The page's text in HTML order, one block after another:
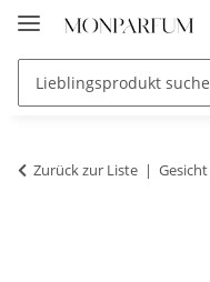
Zurück zur Liste Gesicht